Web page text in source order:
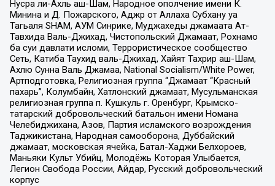
Нусра ли-Ахль аш-Шам, Народное ополчение имени К.
Минина и Д. Пожарского, Аджр от Аллаха Субхану уа
Тагьаля SHAM, АУМ Синрике, Муджахеды джамаата Ат-
Тавхида Валь-Джихад, Чистопольский Джамаат, Рохнамо
ба суи давлати исломи, Террористическое сообщество
Сеть, Катиба Таухид валь-Джихад, Хайят Тахрир аш-Шам,
Ахлю Сунна Валь Джамаа, National Socialism/White Power,
Артподготовка, Религиозная группа “Джамаат “Красный
пахарь”, Колумбайн, Хатлонский джамаат, Мусульманская
религиозная группа п. Кушкуль г. Оренбург, Крымско-
татарский добровольческий батальон имени Номана
Челебиджихана, Азов, Партия исламского возрождения
Таджикистана, Народная самооборона, Дуббайский
джамаат, московская ячейка, Батал-Хаджи Белхороев,
Маньяки Культ Убийц, Молодёжь Которая Улыбается,
Легион Свобода России, Айдар, Русский добровольческий
корпус